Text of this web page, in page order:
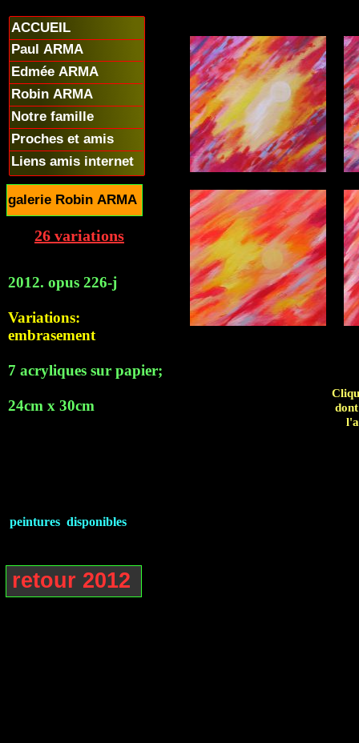
26 variations
retour 2012
2012. opus 226-j
Variations:
embrasement
7 acryliques sur papier;
24cm x 30cm
peintures disponibles
ACCUEIL
Paul ARMA
Edmée ARMA
Robin ARMA
Notre famille
Proches et amis
Liens amis internet
galerie Robin ARMA